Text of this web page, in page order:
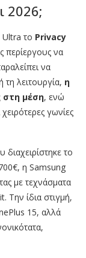
2026;
Ultra το Privacy
περίεργους να
να
τη λειτουργία, η
στη μέση, ενώ
γωνίες
το
η Samsung
με τεχνάσματα
Την ίδια στιγμή,
15, αλλά